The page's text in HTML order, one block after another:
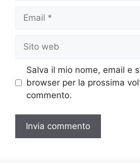
web
Salva il mio nome, email e
browser per la prossima
commento.